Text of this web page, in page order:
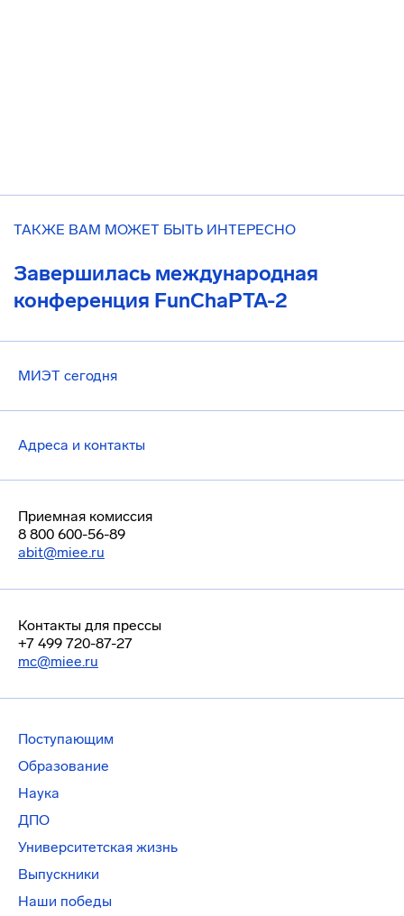
ТАКЖЕ ВАМ МОЖЕТ БЫТЬ ИНТЕРЕСНО
Завершилась международная
конференция FunChaPTA-2
МИЭТ сегодня
Адреса и контакты
Приемная комиссия
8 800 600-56-89
abit@miee.ru
Контакты для прессы
+7 499 720-87-27
mc@miee.ru
Поступающим
Образование
Наука
ДПО
Университетская жизнь
Выпускники
Наши победы